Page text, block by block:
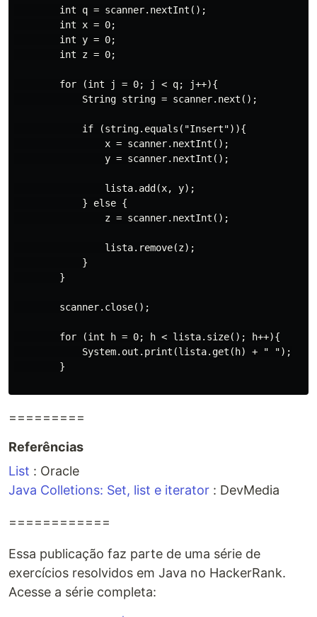
        int q = scanner.nextInt();
        int x = 0;
        int y = 0;
        int z = 0;
        for (int j = 0; j < q; j++){
            String string = scanner.next();
            if (string.equals("Insert")){
                x = scanner.nextInt();
                y = scanner.nextInt();
                lista.add(x, y);
            } else {
                z = scanner.nextInt();
                lista.remove(z);
            }
        }
        scanner.close();
        for (int h = 0; h < lista.size(); h++){
            System.out.print(lista.get(h) + " ");
        }
=========
Referências
List : Oracle
Java Colletions: Set, list e iterator : DevMedia
============
Essa publicação faz parte de uma série de
exercícios resolvidos em Java no HackerRank.
Acesse a série completa: